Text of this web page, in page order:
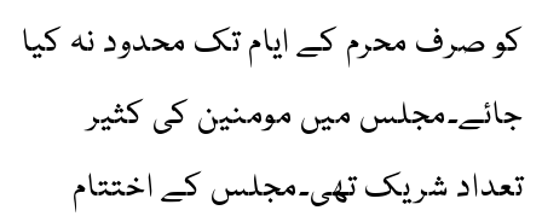
کو صرف محرم کے ایام تک محدود نہ کیا
جائے۔مجلس میں مومنین کی کثیر
تعداد شریک تھی۔مجلس کے اختتام